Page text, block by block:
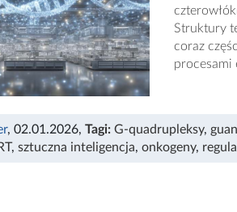
Struktury
coraz
procesami
, 02.01.2026, Tagi: G-quadrupleksy,
, sztuczna inteligencja, onkogeny,